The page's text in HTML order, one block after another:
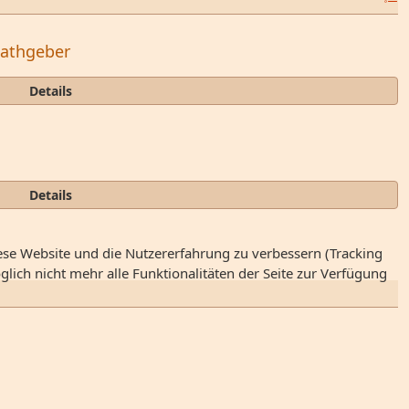
Details
Details
Website und die Nutzererfahrung zu verbessern (Tracking
nicht mehr alle Funktionalitäten der Seite zur Verfügung